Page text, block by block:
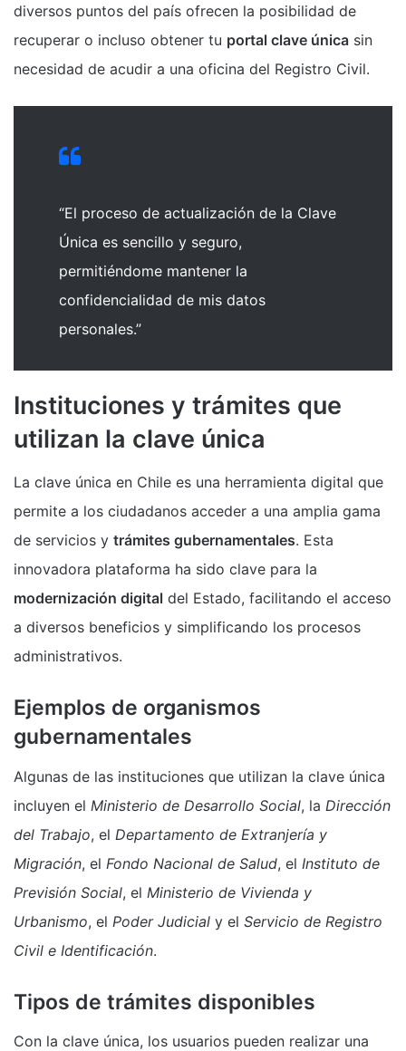
diversos puntos del país ofrecen la posibilidad de
recuperar o incluso obtener tu portal clave única sin
necesidad de acudir a una oficina del Registro Civil.
“El proceso de actualización de la Clave
Única es sencillo y seguro,
permitiéndome mantener la
confidencialidad de mis datos
personales.”
Instituciones y trámites que
utilizan la clave única
La clave única en Chile es una herramienta digital que
permite a los ciudadanos acceder a una amplia gama
de servicios y trámites gubernamentales. Esta
innovadora plataforma ha sido clave para la
modernización digital del Estado, facilitando el acceso
a diversos beneficios y simplificando los procesos
administrativos.
Ejemplos de organismos
gubernamentales
Algunas de las instituciones que utilizan la clave única
incluyen el Ministerio de Desarrollo Social, la Dirección
del Trabajo, el Departamento de Extranjería y
Migración, el Fondo Nacional de Salud, el Instituto de
Previsión Social, el Ministerio de Vivienda y
Urbanismo, el Poder Judicial y el Servicio de Registro
Civil e Identificación.
Tipos de trámites disponibles
Con la clave única, los usuarios pueden realizar una